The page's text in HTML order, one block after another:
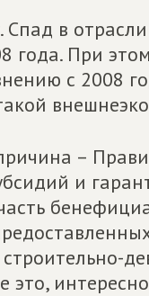
Спад в
года. При
с 2008
–
и
это,